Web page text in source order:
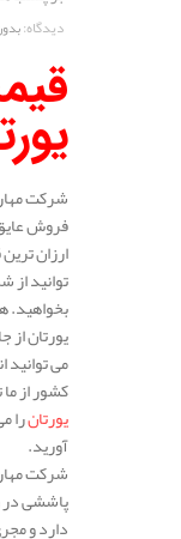
دیدگاه:
شرکت
فروش
ارزان
توانید
بخواهید.
یورتان
می توانید
کشور از
یورتانرا
آورید.
شرکت
پاششی در
دارد و